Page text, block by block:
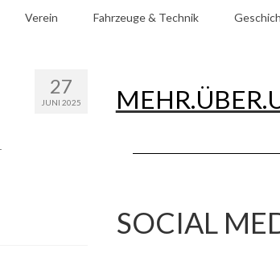
Verein Fahrzeuge & Technik
27
JUNI 2025
SOCIAL